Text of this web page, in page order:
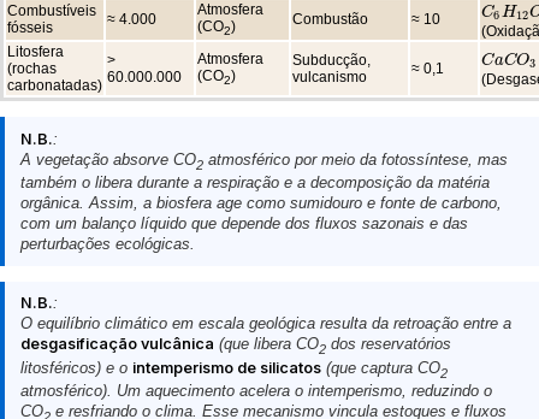
Combustíveis
fósseis
≈ 4.000
Atmosfera
(CO2) Combustão ≈ 10 C6H12
C6H12O
Litosfera
(rochas
carbonatadas)
>
60.000.000
Atmosfera
(CO2)
Subducção,
vulcanismo
≈ 0,1 CaCO3
CaCO3(
N.B.:
A vegetação absorve CO2atmosférico por meio da fotossíntese, mas
também o libera durante a respiração e a decomposição da matéria
orgânica. Assim, a biosfera age como sumidouro e fonte de carbono,
com um balanço líquido que depende dos fluxos sazonais e das
perturbações ecológicas.
N.B.:
O equilíbrio climático em escala geológica resulta da retroação entre a
desgasificação vulcânica (que libera CO2dos reservatórios
litosféricos) e o intemperismo de silicatos(que captura CO2
atmosférico). Um aquecimento acelera o intemperismo, reduzindo o
CO e resfriando o clima. Esse mecanismo vincula estoques e fluxos